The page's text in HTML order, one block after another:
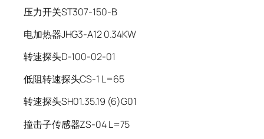
压力开关ST307-150-B
电加热器JHG3-A12 0.34KW
转速探头D-100-02-01
低阻转速探头CS-1 L=65
转速探头SH01.35.19 (6)G01
撞击子传感器ZS-04 L=75